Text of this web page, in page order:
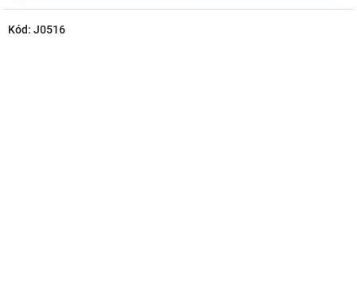
Kód: J0516